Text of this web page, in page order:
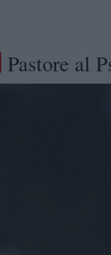
Pastore al